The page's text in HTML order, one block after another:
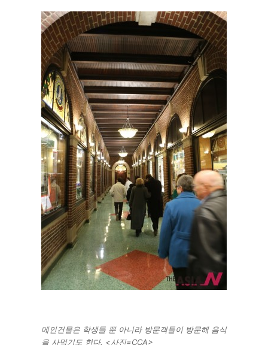
메인건물은 학생들 뿐 아니라 방문객들이 방문해 음식
을 사먹기도 한다. <사진=CCA>